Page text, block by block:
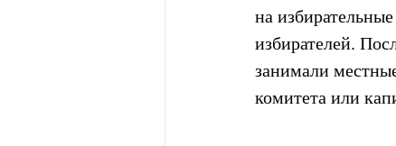
на
избирателей.
занимали
комитета или